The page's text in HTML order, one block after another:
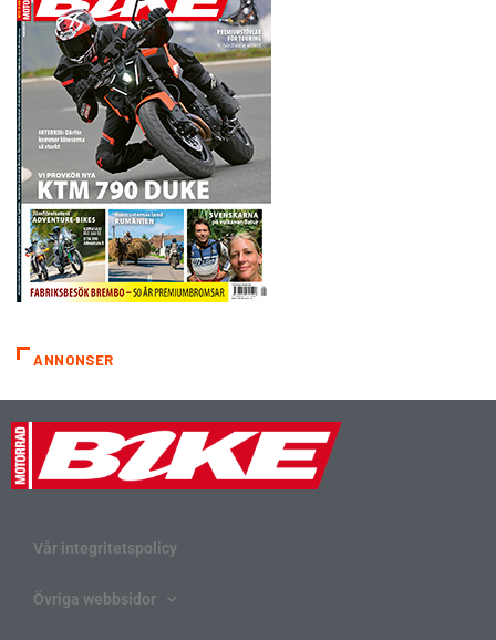
ANNONSER
Vår integritetspolicy
Övriga webbsidor